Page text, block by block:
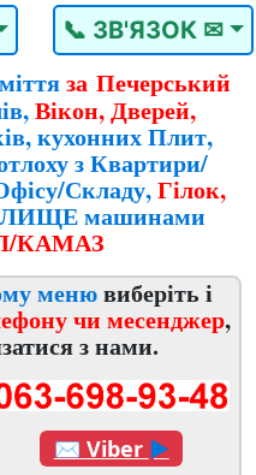
📞 ЗВ'ЯЗОК ✉
за Печерський
Вікон, Дверей,
кухонних Плит,
з Квартири/
Складу,Гілок,
машинами
КАМАЗ
менювиберіть і
чи месенджер,
з нами.
✉ Viber ►